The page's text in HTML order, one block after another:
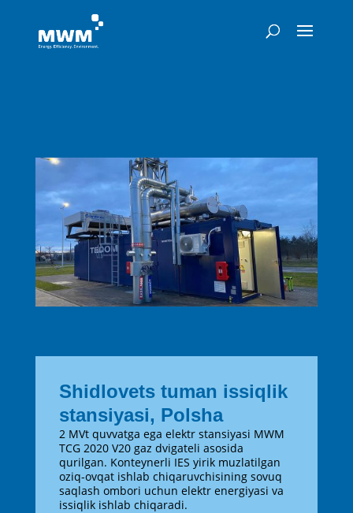
Shidlovets tuman issiqlik
stansiyasi, Polsha
2 MVt quvvatga ega elektr stansiyasi MWM
TCG 2020 V20 gaz dvigateli asosida
qurilgan. Konteynerli IES yirik muzlatilgan
oziq-ovqat ishlab chiqaruvchisining sovuq
saqlash ombori uchun elektr energiyasi va
issiqlik ishlab chiqaradi.